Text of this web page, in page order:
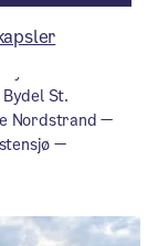
— Bydel Gamle
Nordre
St.
Nordstrand —
—